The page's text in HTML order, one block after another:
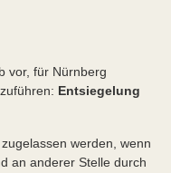
vor, für Nürnberg
Entsiegelung
werden, wenn
an anderer Stelle durch